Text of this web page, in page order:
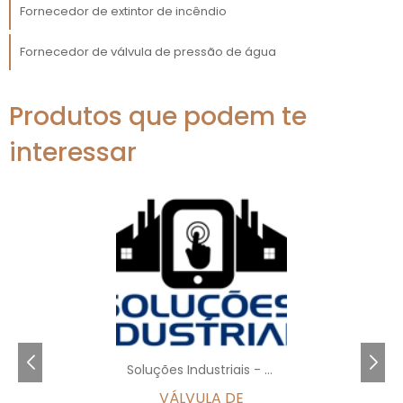
CONFORMIDADE E
IMPORTÂNCIA DE UM
FORNECEDOR CONFIÁVEL
uma questão de responsabilidade social, mas
também uma exigência legal. Os hidrantes
devem estar em conformidade com uma
série de normas técnicas e regulatórias.
Trabalhar com umfornecedor de
unidades de hidranteque entende estas
normativas é fundamental para evitar
problemas legais e garantir a segurança das
operações.
Fornecedor de extintor de incêndio
Fornecedor de válvula de pressão de água
Produtos que podem te
interessar
Soluções Industriais - AC
VÁLVULA DE